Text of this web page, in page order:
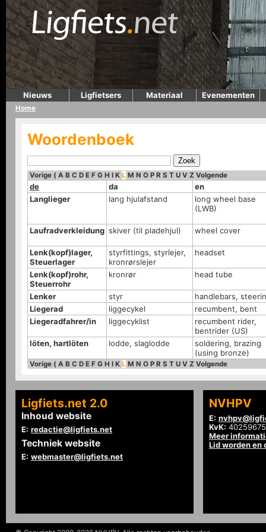
Nieuws Ligfietsers Materiaal Evenementen
Home
Woordenboek
Vorige ( A B C D E F G H I K L M N O P R S T U V Z Volgende
de da
en
Langlieger
lang hjulafstand
long wheel base
(LWB)
Laufradverkleidung skiver (til pladehjul) wheel cover
Lenk(kopf)lager,
Steuerlager
styrfittings, styrlejer,
kronrørslejer
headset
Lenk(kopf)rohr,
Steuerrohr
kronrør head tube
Lenker styr
handlebars,
Liegerad
liggecykel
recumbent, bent
Liegeradfahrer/in
liggecyklist
recumbent rider,
bentrider (US)
löten, hartlöten
lodde, slaglodde
soldering, brazing
(using bronze)
Vorige ( A B C D E F G H I K L M N O P R S T U V Z Volgende
Ligfiets.net 2.0
Inhoud website
E: redactie@ligfiets.net
Techniek website
E: webmaster@ligfiets.net
NVHPV
E:
KvK: 40259675
Meer
Lid worden en